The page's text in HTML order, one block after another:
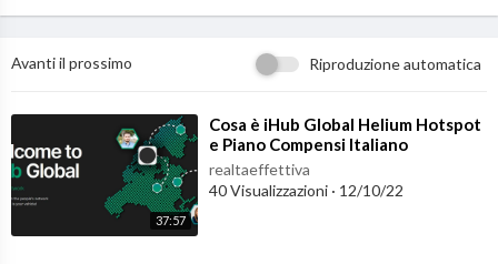
Avanti il prossimo Riproduzione automatica
37:57
⁣Cosa è iHub Global Helium Hotspot
e Piano Compensi Italiano
realtaeffettiva
40 Visualizzazioni · 12/10/22